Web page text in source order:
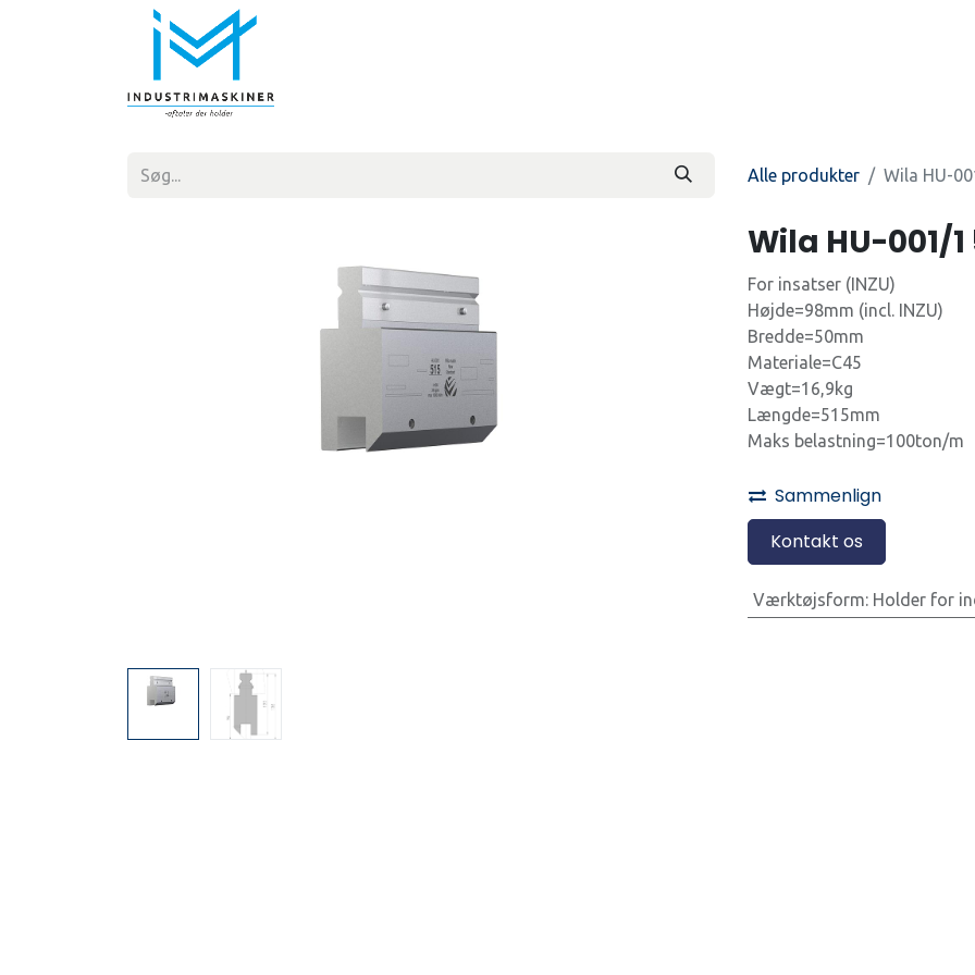
Alle produkter Wila HU-
Wila HU-001/
For insatser (INZU)
Højde=98mm (incl. INZU)
Bredde=50mm
Materiale=C45
Vægt=16,9kg
Længde=515mm
Maks belastning=100ton/m
Sammenlign
Kontakt os
Værktøjsform: Holder for